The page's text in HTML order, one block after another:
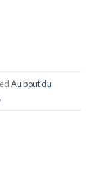
Au bout du